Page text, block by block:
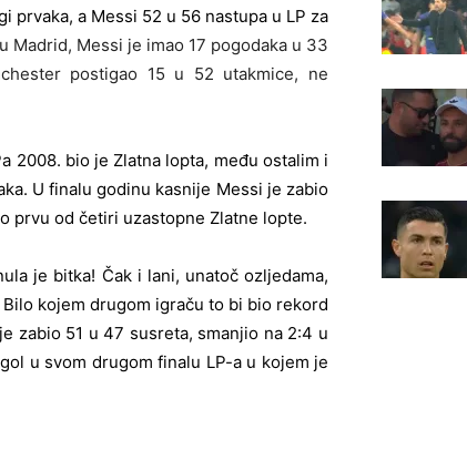
prvaka, a Messi 52 u 56 nastupa u LP za
Madrid, Messi je imao 17 pogodaka u 33
postigao 15 u 52 utakmice, ne
2008. bio je Zlatna lopta, među ostalim i
U finalu godinu kasnije Messi je zabio
prvu od četiri uzastopne Zlatne lopte.
je bitka! Čak i lani, unatoč ozljedama,
kojem drugom igraču to bi bio rekord
zabio 51 u 47 susreta, smanjio na 2:4 u
u svom drugom finalu LP-a u kojem je